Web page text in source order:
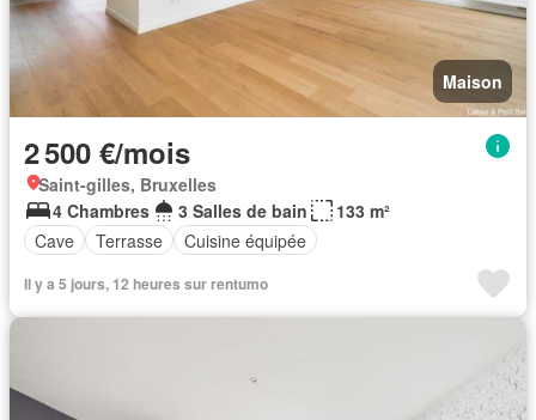
Maison
2 500 €/mois
Saint-gilles, Bruxelles
4 Chambres
3 Salles de bain
133 m²
Cave
Terrasse Cuisine équipée
Il y a 5 jours, 12 heures sur rentumo